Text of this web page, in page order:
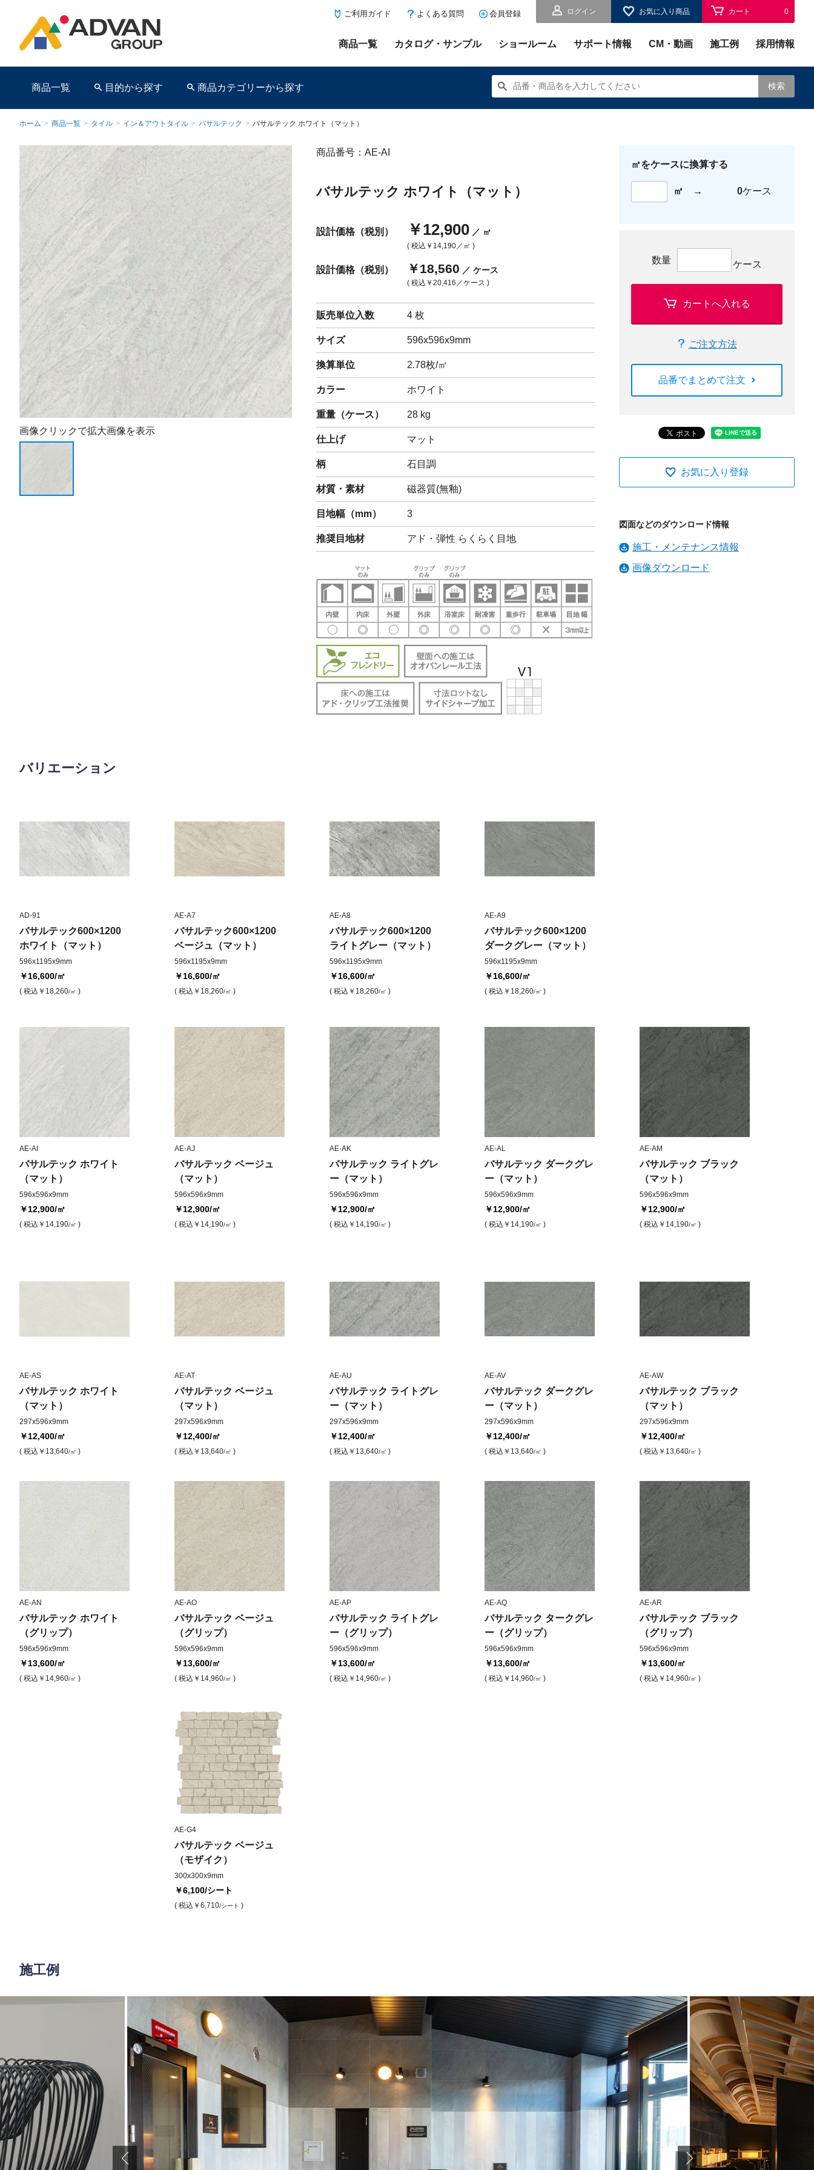
ログイン お気に入り商品 カート 0
ご利用ガイド よくある質問 会員登録
商品一覧 カタログ・サンプル ショールーム サポート情報 CM・動画 施工例 採用情報
商品一覧 目的から探す 商品カテゴリーから探す 検索
商品ページにある「お気に入り登録」を押すと登録した商品がここに表示されます。
ホーム > 商品一覧 > タイル > イン＆アウトタイル > バサルテック > バサルテック ホワイト（マット）
画像クリックで拡大画像を表示
商品番号：AE-AI
バサルテック ホワイト（マット）
設計価格（税別） ￥12,900 ／ ㎡
( 税込 ￥14,190／㎡ )
設計価格（税別） ￥18,560 ／ ケース
( 税込 ￥20,416 ／ケース )
販売単位入数 4 枚
サイズ 596x596x9mm
換算単位 2.78枚/㎡
カラー ホワイト
重量（ケース） 28 kg
仕上げ マット
柄 石目調
材質・素材 磁器質(無釉)
目地幅（mm） 3
推奨目地材 アド・弾性 らくらく目地
㎡をケースに換算する
㎡ → 0ケース
数量 ケース
カートへ入れる
ご注文方法
品番でまとめて注文
お気に入り登録
図面などのダウンロード情報
施工・メンテナンス情報
画像ダウンロード
バリエーション
AD-91
バサルテック600×1200
ホワイト（マット）
596x1195x9mm
￥16,600/㎡
( 税込 ￥18,260/㎡ )
AE-A7
バサルテック600×1200
ベージュ（マット）
596x1195x9mm
￥16,600/㎡
( 税込 ￥18,260/㎡ )
AE-A8
バサルテック600×1200
ライトグレー（マット）
596x1195x9mm
￥16,600/㎡
( 税込 ￥18,260/㎡ )
AE-A9
バサルテック600×1200
ダークグレー（マット）
596x1195x9mm
￥16,600/㎡
( 税込 ￥18,260/㎡ )
AE-AI
バサルテック ホワイト
（マット）
596x596x9mm
￥12,900/㎡
( 税込 ￥14,190/㎡ )
AE-AJ
バサルテック ベージュ
（マット）
596x596x9mm
￥12,900/㎡
( 税込 ￥14,190/㎡ )
AE-AK
バサルテック ライトグレ
ー（マット）
596x596x9mm
￥12,900/㎡
( 税込 ￥14,190/㎡ )
AE-AL
バサルテック ダークグレ
ー（マット）
596x596x9mm
￥12,900/㎡
( 税込 ￥14,190/㎡ )
AE-AM
バサルテック ブラック
（マット）
596x596x9mm
￥12,900/㎡
( 税込 ￥14,190/㎡ )
AE-AS
バサルテック ホワイト
（マット）
297x596x9mm
￥12,400/㎡
( 税込 ￥13,640/㎡ )
AE-AT
バサルテック ベージュ
（マット）
297x596x9mm
￥12,400/㎡
( 税込 ￥13,640/㎡ )
AE-AU
バサルテック ライトグレ
ー（マット）
297x596x9mm
￥12,400/㎡
( 税込 ￥13,640/㎡ )
AE-AV
バサルテック ダークグレ
ー（マット）
297x596x9mm
￥12,400/㎡
( 税込 ￥13,640/㎡ )
AE-AW
バサルテック ブラック
（マット）
297x596x9mm
￥12,400/㎡
( 税込 ￥13,640/㎡ )
AE-AN
バサルテック ホワイト
（グリップ）
596x596x9mm
￥13,600/㎡
( 税込 ￥14,960/㎡ )
AE-AO
バサルテック ベージュ
（グリップ）
596x596x9mm
￥13,600/㎡
( 税込 ￥14,960/㎡ )
AE-AP
バサルテック ライトグレ
ー（グリップ）
596x596x9mm
￥13,600/㎡
( 税込 ￥14,960/㎡ )
AE-AQ
バサルテック タークグレ
ー（グリップ）
596x596x9mm
￥13,600/㎡
( 税込 ￥14,960/㎡ )
AE-AR
バサルテック ブラック
（グリップ）
596x596x9mm
￥13,600/㎡
( 税込 ￥14,960/㎡ )
AE-G4
バサルテック ベージュ
（モザイク）
300x300x9mm
￥6,100/シート
( 税込 ￥6,710/シート )
施工例